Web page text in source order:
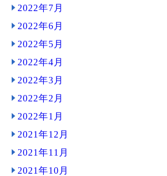
2022年7月
2022年6月
2022年5月
2022年4月
2022年3月
2022年2月
2022年1月
2021年12月
2021年11月
2021年10月